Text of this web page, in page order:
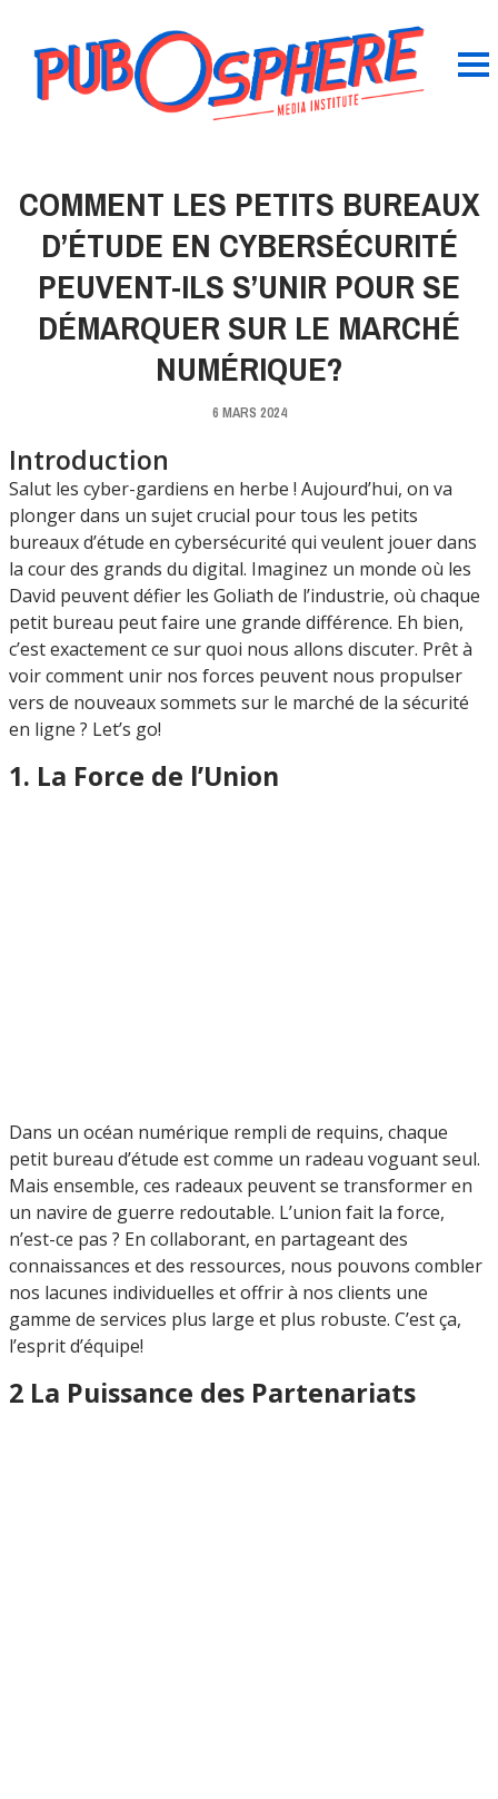
COMMENT LES PETITS BUREAUX
D’ÉTUDE EN CYBERSÉCURITÉ
PEUVENT-ILS S’UNIR POUR SE
DÉMARQUER SUR LE MARCHÉ
NUMÉRIQUE?
6 MARS 2024
Introduction
Salut les cyber-gardiens en herbe ! Aujourd’hui, on va
plonger dans un sujet crucial pour tous les petits
bureaux d’étude en cybersécurité qui veulent jouer dans
la cour des grands du digital. Imaginez un monde où les
David peuvent défier les Goliath de l’industrie, où chaque
petit bureau peut faire une grande différence. Eh bien,
c’est exactement ce sur quoi nous allons discuter. Prêt à
voir comment unir nos forces peuvent nous propulser
vers de nouveaux sommets sur le marché de la sécurité
en ligne ? Let’s go!
1. La Force de l’Union
Dans un océan numérique rempli de requins, chaque
petit bureau d’étude est comme un radeau voguant seul.
Mais ensemble, ces radeaux peuvent se transformer en
un navire de guerre redoutable. L’union fait la force,
n’est-ce pas ? En collaborant, en partageant des
connaissances et des ressources, nous pouvons combler
nos lacunes individuelles et offrir à nos clients une
gamme de services plus large et plus robuste. C’est ça,
l’esprit d’équipe!
2 La Puissance des Partenariats